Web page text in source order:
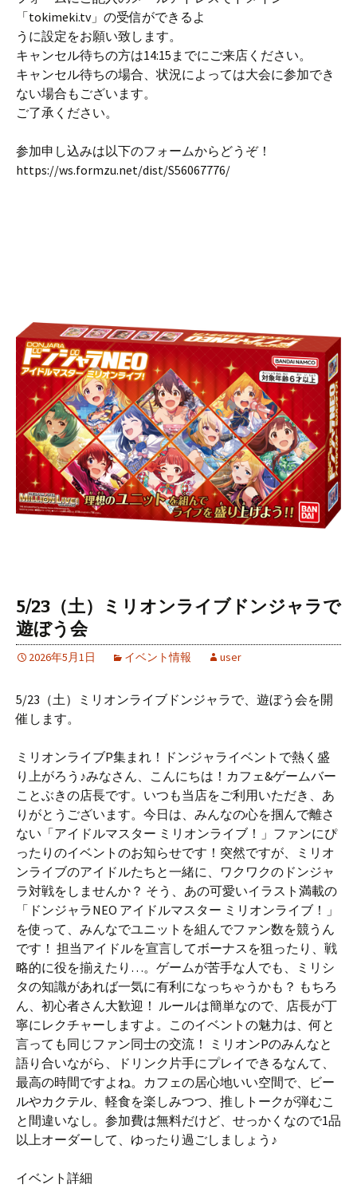
「tokimeki.tv」の受信ができるよ
うに設定をお願い致します。
キャンセル待ちの方は14:15までにご来店ください。
キャンセル待ちの場合、状況によっては大会に参加でき
ない場合もございます。
ご了承ください。
参加申し込みは以下のフォームからどうぞ！
https://ws.formzu.net/dist/S56067776/
5/23（土）ミリオンライブドンジャラで
遊ぼう会
2026年5月1日 イベント情報 user
5/23（土）ミリオンライブドンジャラで、遊ぼう会を開
催します。
ミリオンライブP集まれ！ドンジャライベントで熱く盛
り上がろう♪みなさん、こんにちは！カフェ&ゲームバー
ことぶきの店長です。いつも当店をご利用いただき、あ
りがとうございます。今日は、みんなの心を掴んで離さ
ない「アイドルマスター ミリオンライブ！」ファンにぴ
ったりのイベントのお知らせです！突然ですが、ミリオ
ンライブのアイドルたちと一緒に、ワクワクのドンジャ
ラ対戦をしませんか？ そう、あの可愛いイラスト満載の
「ドンジャラNEO アイドルマスター ミリオンライブ！」
を使って、みんなでユニットを組んでファン数を競うん
です！ 担当アイドルを宣言してボーナスを狙ったり、戦
略的に役を揃えたり…。ゲームが苦手な人でも、ミリシ
タの知識があれば一気に有利になっちゃうかも？ もちろ
ん、初心者さん大歓迎！ ルールは簡単なので、店長が丁
寧にレクチャーしますよ。このイベントの魅力は、何と
言っても同じファン同士の交流！ ミリオンPのみんなと
語り合いながら、ドリンク片手にプレイできるなんて、
最高の時間ですよね。カフェの居心地いい空間で、ビー
ルやカクテル、軽食を楽しみつつ、推しトークが弾むこ
と間違いなし。参加費は無料だけど、せっかくなので1品
以上オーダーして、ゆったり過ごしましょう♪
イベント詳細